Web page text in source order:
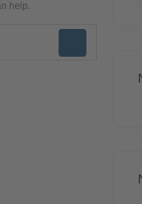
help.